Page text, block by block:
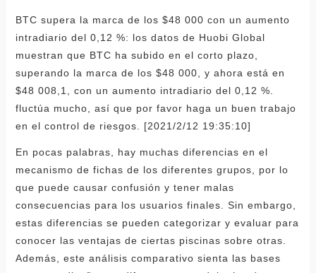
BTC supera la marca de los $48 000 con un aumento
intradiario del 0,12 %: los datos de Huobi Global
muestran que BTC ha subido en el corto plazo,
superando la marca de los $48 000, y ahora está en
$48 008,1, con un aumento intradiario del 0,12 %.
fluctúa mucho, así que por favor haga un buen trabajo
en el control de riesgos. [2021/2/12 19:35:10]
En pocas palabras, hay muchas diferencias en el
mecanismo de fichas de los diferentes grupos, por lo
que puede causar confusión y tener malas
consecuencias para los usuarios finales. Sin embargo,
estas diferencias se pueden categorizar y evaluar para
conocer las ventajas de ciertas piscinas sobre otras.
Además, este análisis comparativo sienta las bases